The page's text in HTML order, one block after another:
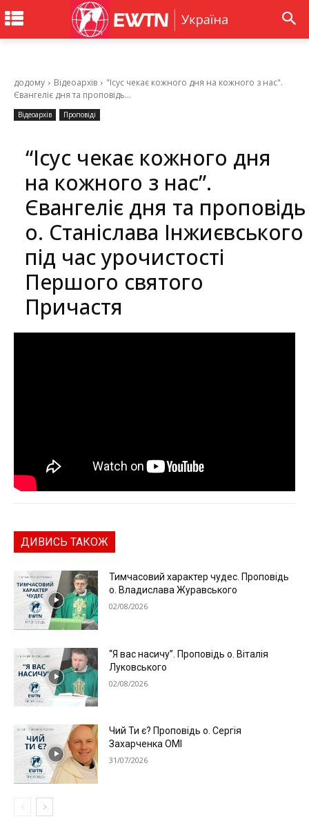
додому Відеоархів
"Ісус чекає кожного дня на кожного з нас".
Євангеліє дня та проповідь...
Відеоархів Проповіді
“Ісус чекає кожного дня
на кожного з нас”.
Євангеліє дня та проповідь
о. Станіслава Інжиєвського
під час урочистості
Першого святого
Причастя
ДИВИСЬ ТАКОЖ
Тимчасовий характер чудес. Проповідь
о. Владислава Журавського
02/08/2026
“Я вас насичу”. Проповідь о. Віталія
Луковського
02/08/2026
Чий Ти є? Проповідь о. Сергія
Захарченка ОМІ
31/07/2026